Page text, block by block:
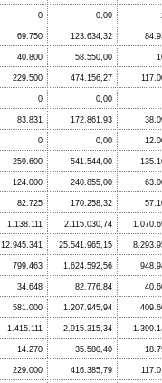
0 0,00
69.750 123.634,32
40.800 58.550,00
229.500 474.156,27
0 0,00
83.831 172.861,93
0 0,00
259.600 541.544,00
124.000 240.855,00
82.725 170.258,32
1.138.111 2.115.030,74
12.945.341 25.541.965,15
799.463 1.624.592,56
34.648 82.776,84
581.000 1.207.945,94
1.415.111 2.915.315,34
14.270 35.580,40
229.000 416.385,79